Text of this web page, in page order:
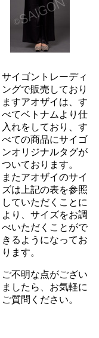
サイゴントレーディ
ングで販売しており
ますアオザイは、す
べてベトナムより仕
入れをしており、す
べての商品にサイゴ
ンオリジナルタグが
ついております。
またアオザイのサイ
ズは上記の表を参照
していただくことに
より、サイズをお調
べいただくことがで
きるようになってお
ります。
ご不明な点がござい
ましたら、お気軽に
ご質問ください。